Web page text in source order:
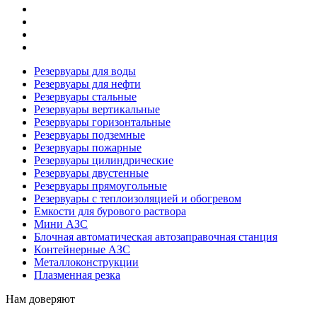
Резервуары для воды
Резервуары для нефти
Резервуары стальные
Резервуары вертикальные
Резервуары горизонтальные
Резервуары подземные
Резервуары пожарные
Резервуары цилиндрические
Резервуары двустенные
Резервуары прямоугольные
Резервуары с теплоизоляцией и обогревом
Емкости для бурового раствора
Мини АЗС
Блочная автоматическая автозаправочная станция
Контейнерные АЗС
Металлоконструкции
Плазменная резка
Нам доверяют